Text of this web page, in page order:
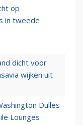
op
in tweede
dicht voor
wijken uit
Dulles
Lounges